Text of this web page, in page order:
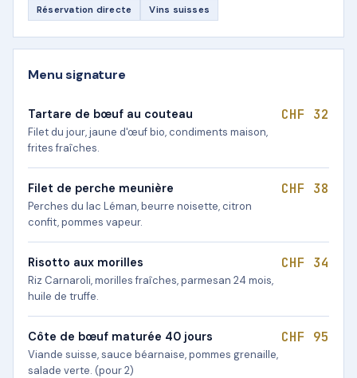
Réservation directe
Vins suisses
Menu signature
Tartare de bœuf au couteau
Filet du jour, jaune d'œuf bio, condiments maison,
frites fraîches.
CHF 32
Filet de perche meunière
Perches du lac Léman, beurre noisette, citron
confit, pommes vapeur.
CHF 38
Risotto aux morilles
Riz Carnaroli, morilles fraîches, parmesan 24 mois,
huile de truffe.
CHF 34
Côte de bœuf maturée 40 jours
Viande suisse, sauce béarnaise, pommes grenaille,
salade verte. (pour 2)
CHF 95